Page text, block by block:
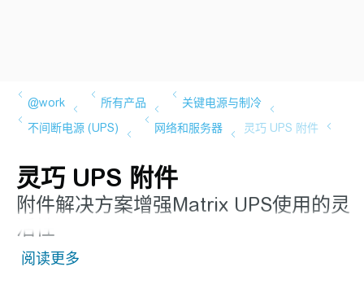
灵巧 UPS 附件
附件解决方案增强Matrix UPS使用的灵
活性